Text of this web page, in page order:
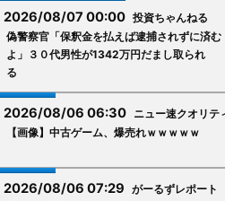
2026/08/07 00:00投資ちゃんねる
偽警察官「保釈金を払えば逮捕されずに済む
よ」３０代男性が1342万円だまし取られ
る
2026/08/06 06:30ニュー速クオリテ
【画像】中古ゲーム、爆売れｗｗｗｗｗ
2026/08/06 07:29がーるずレポート